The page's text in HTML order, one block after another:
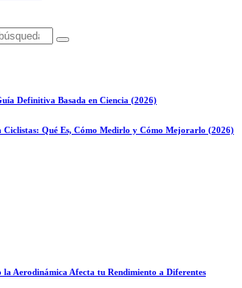
Definitiva Basada en Ciencia (2026)
Qué Es, Cómo Medirlo y Cómo Mejorarlo (2026)
la Aerodinámica Afecta tu Rendimiento a Diferentes